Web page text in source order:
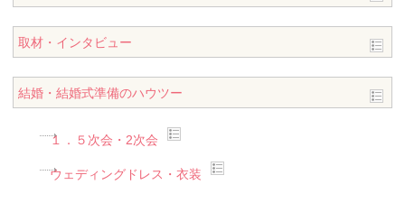
取材・インタビュー
結婚・結婚式準備のハウツー
１．５次会・2次会
ウェディングドレス・衣装